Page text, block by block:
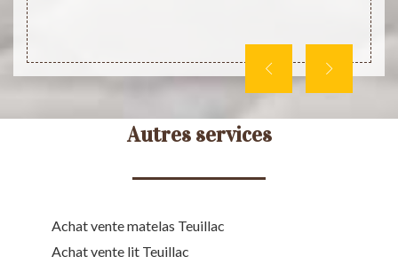
carte
Autres services
Achat vente matelas Teuillac
Achat vente lit Teuillac